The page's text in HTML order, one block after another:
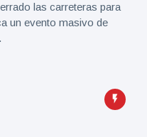
las carreteras para
un evento masivo de